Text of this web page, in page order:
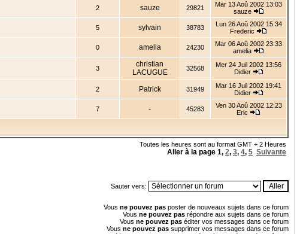
2 sauze 29821
Mar 13 Aoû 2002 13:03
sauze
5 sylvain 38783
Lun 26 Aoû 2002 15:34
Frederic
0 amelia 24230
Mar 06 Aoû 2002 23:33
amelia
3
christian
LACUGUE
32568
Mer 24 Juil 2002 13:56
Didier
2 Patrick 31949
Mar 16 Juil 2002 19:41
Didier
7 - 45283
Ven 30 Aoû 2002 12:23
Eric
Toutes les heures sont au format GMT + 2 Heures
Aller à la page 1, 2, 3, 4, 5 Suivante
Sauter vers:
Vous ne pouvez pas poster de nouveaux sujets dans ce forum
Vous ne pouvez pas répondre aux sujets dans ce forum
Vous ne pouvez pas éditer vos messages dans ce forum
Vous ne pouvez pas supprimer vos messages dans ce forum